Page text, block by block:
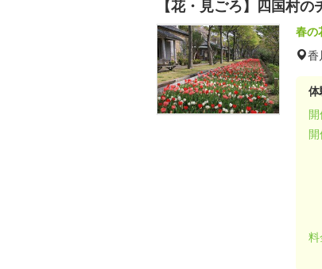
【花・見ごろ】四国村
春の
香
開
開
料